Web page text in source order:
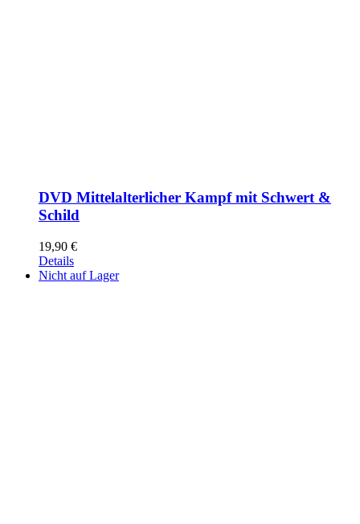
DVD Mittelalterlicher Kampf mit Schwert &
Schild
19,90 €
Details
Nicht auf Lager